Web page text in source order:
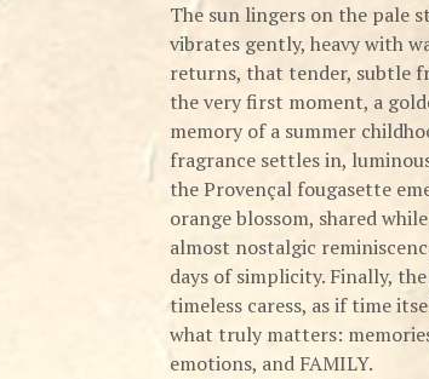
The sun lingers on the pale
vibrates gently, heavy with
returns, that tender, subtle
the very first moment, a
memory of a summer
fragrance settles in,
the Provençal fougasette
orange blossom, shared
almost nostalgic
days of simplicity. Finally,
timeless caress, as if time
what truly matters:
emotions, and FAMILY.